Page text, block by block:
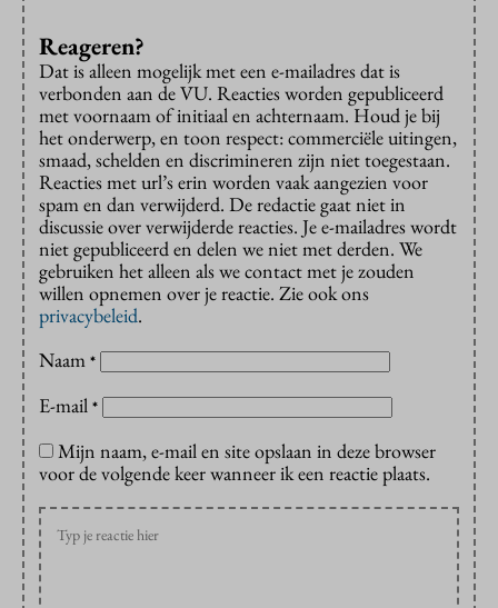
Reageren?
Dat is alleen mogelijk met een e-mailadres dat is
verbonden aan de VU. Reacties worden gepubliceerd
met voornaam of initiaal en achternaam. Houd je bij
het onderwerp, en toon respect: commerciële uitingen,
smaad, schelden en discrimineren zijn niet toegestaan.
Reacties met url’s erin worden vaak aangezien voor
spam en dan verwijderd. De redactie gaat niet in
discussie over verwijderde reacties. Je e-mailadres wordt
niet gepubliceerd en delen we niet met derden. We
gebruiken het alleen als we contact met je zouden
willen opnemen over je reactie. Zie ook ons
privacybeleid.
Naam *
E-mail *
Mijn naam, e-mail en site opslaan in deze browser
voor de volgende keer wanneer ik een reactie plaats.